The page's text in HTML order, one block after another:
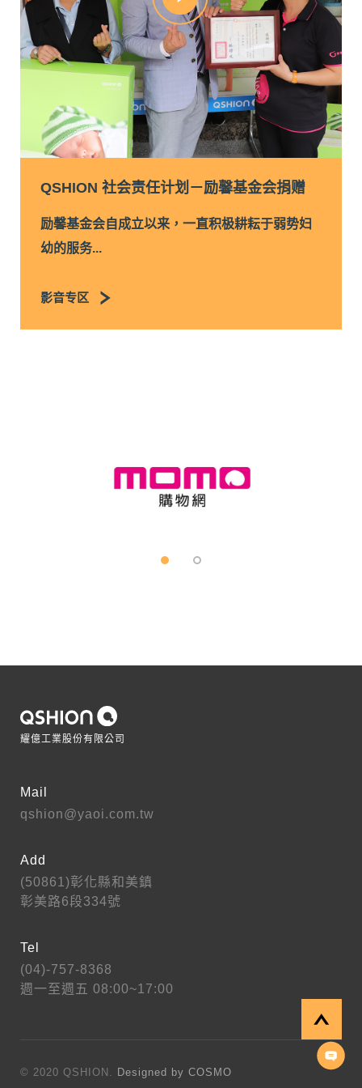
QSHION 社会责任计划－励馨基金会捐赠
励馨基金会自成立以来，一直积极耕耘于弱势妇
幼的服务...
影音专区
耀億工業股份有限公司
Mail
qshion@yaoi.com.tw
Add
(50861)彰化縣和美鎮
彰美路6段334號
Tel
(04)-757-8368
週一至週五 08:00~17:00
© 2020 QSHION. Designed by COSMO